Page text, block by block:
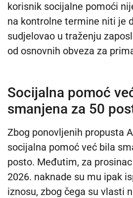
korisnik socijalne pomoći
na kontrolne termine niti je
sudjelovao u traženju
od osnovnih obveza za
Socijalna pomoć
smanjena za 50
Zbog ponovljenih propusta
socijalna pomoć već bila
posto. Međutim, za
2026. naknade su mu ipak
iznosu, zbog čega su vlasti